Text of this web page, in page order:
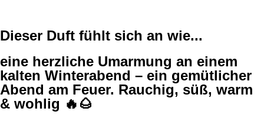
Dieser Duft fühlt sich an wie...
eine herzliche Umarmung an einem
kalten Winterabend – ein gemütlicher
Abend am Feuer. Rauchig, süß, warm
& wohlig 🔥🌰